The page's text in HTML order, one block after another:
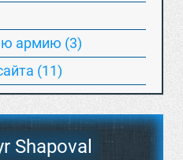
армию (3)
(11)
Shapoval